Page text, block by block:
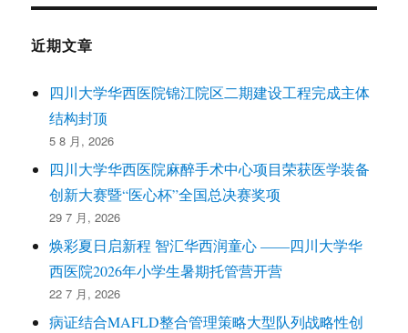
近期文章
四川大学华西医院锦江院区二期建设工程完成主体
结构封顶
5 8 月, 2026
四川大学华西医院麻醉手术中心项目荣获医学装备
创新大赛暨“医心杯”全国总决赛奖项
29 7 月, 2026
焕彩夏日启新程 智汇华西润童心 ——四川大学华
西医院2026年小学生暑期托管营开营
22 7 月, 2026
病证结合MAFLD整合管理策略大型队列战略性创